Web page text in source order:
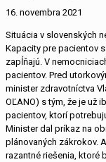
16. novembra 2021
Situácia v slovenských
Kapacity pre pacientov
zapĺňajú. V
pacientov. Pred
minister zdravotníctva
OĽANO) s tým, že je už
pacientov, ktorí
Minister dal príkaz na
plánovaných zákrokov.
razantné riešenia, ktoré